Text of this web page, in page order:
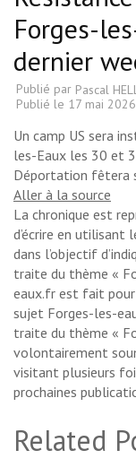
Forges-
dernier
Publié par Pascal
Publié le 17 mai 2026
Un camp US sera
les-Eaux les 30 et
Déportation fêtera
Aller à la source
La chronique est
d’écrire en utilisant
dans l’objectif
traite du thème «
eaux.fr est fait
sujet Forges-les-
traite du thème «
volontairement
visitant plusieurs
prochaines
Related